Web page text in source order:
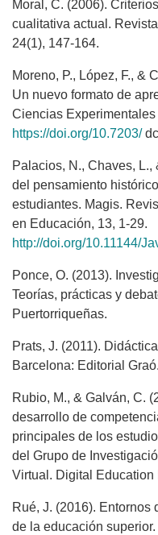
Moral, C. (2006).
cualitativa actual.
24(1), 147-164.
Moreno, P., López, F., &
Un nuevo formato de
Ciencias
https://doi.org/10.7203/
Palacios, N., Chaves, L.,
del pensamiento
estudiantes. Magis.
en Educación, 13, 1-29.
http://doi.org/10.11144/
Ponce, O. (2013).
Teorías, prácticas y
Puertorriqueñas.
Prats, J. (2011).
Barcelona: Editorial Graó.
Rubio, M., & Galván, C.
desarrollo de
principales de los
del Grupo de
Virtual. Digital Education
Rué, J. (2016).
de la educación